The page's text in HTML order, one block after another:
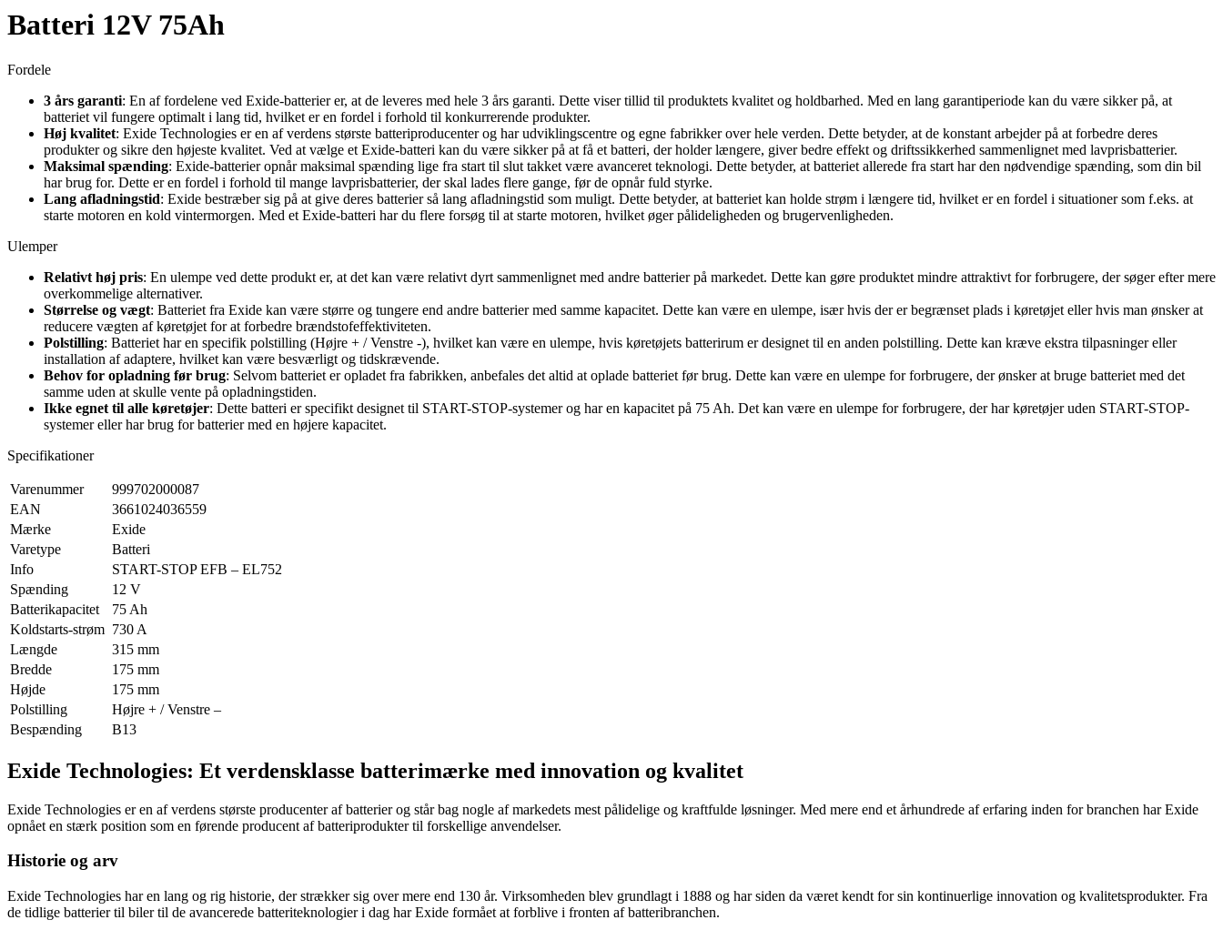
Batteri 12V 75Ah
Fordele
3 års garanti: En af fordelene ved Exide-batterier er, at de leveres med hele 3 års garanti. Dette viser tillid til produktets kvalitet og holdbarhed. Med en lang garantiperiode kan du være sikker på, at
batteriet vil fungere optimalt i lang tid, hvilket er en fordel i forhold til konkurrerende produkter.
Høj kvalitet: Exide Technologies er en af verdens største batteriproducenter og har udviklingscentre og egne fabrikker over hele verden. Dette betyder, at de konstant arbejder på at forbedre deres
produkter og sikre den højeste kvalitet. Ved at vælge et Exide-batteri kan du være sikker på at få et batteri, der holder længere, giver bedre effekt og driftssikkerhed sammenlignet med lavprisbatterier.
Maksimal spænding: Exide-batterier opnår maksimal spænding lige fra start til slut takket være avanceret teknologi. Dette betyder, at batteriet allerede fra start har den nødvendige spænding, som din bil
har brug for. Dette er en fordel i forhold til mange lavprisbatterier, der skal lades flere gange, før de opnår fuld styrke.
Lang afladningstid: Exide bestræber sig på at give deres batterier så lang afladningstid som muligt. Dette betyder, at batteriet kan holde strøm i længere tid, hvilket er en fordel i situationer som f.eks. at
starte motoren en kold vintermorgen. Med et Exide-batteri har du flere forsøg til at starte motoren, hvilket øger pålideligheden og brugervenligheden.
Ulemper
Relativt høj pris: En ulempe ved dette produkt er, at det kan være relativt dyrt sammenlignet med andre batterier på markedet. Dette kan gøre produktet mindre attraktivt for forbrugere, der søger efter mere
overkommelige alternativer.
Størrelse og vægt: Batteriet fra Exide kan være større og tungere end andre batterier med samme kapacitet. Dette kan være en ulempe, især hvis der er begrænset plads i køretøjet eller hvis man ønsker at
reducere vægten af ​​køretøjet for at forbedre brændstofeffektiviteten.
Polstilling: Batteriet har en specifik polstilling (Højre + / Venstre -), hvilket kan være en ulempe, hvis køretøjets batterirum er designet til en anden polstilling. Dette kan kræve ekstra tilpasninger eller
installation af adaptere, hvilket kan være besværligt og tidskrævende.
Behov for opladning før brug: Selvom batteriet er opladet fra fabrikken, anbefales det altid at oplade batteriet før brug. Dette kan være en ulempe for forbrugere, der ønsker at bruge batteriet med det
samme uden at skulle vente på opladningstiden.
Ikke egnet til alle køretøjer: Dette batteri er specifikt designet til START-STOP-systemer og har en kapacitet på 75 Ah. Det kan være en ulempe for forbrugere, der har køretøjer uden START-STOP-
systemer eller har brug for batterier med en højere kapacitet.
Specifikationer
Varenummer
999702000087
EAN
3661024036559
Mærke
Exide
Varetype
Batteri
Info
START-STOP EFB – EL752
Spænding
12 V
Batterikapacitet
75 Ah
Koldstarts-strøm 730 A
Længde
315 mm
Bredde
175 mm
Højde
175 mm
Polstilling
Højre + / Venstre –
Bespænding
B13
Exide Technologies: Et verdensklasse batterimærke med innovation og kvalitet
Exide Technologies er en af ​​verdens største producenter af batterier og står bag nogle af markedets mest pålidelige og kraftfulde løsninger. Med mere end et århundrede af erfaring inden for branchen har Exide
opnået en stærk position som en førende producent af batteriprodukter til forskellige anvendelser.
Historie og arv
Exide Technologies har en lang og rig historie, der strækker sig over mere end 130 år. Virksomheden blev grundlagt i 1888 og har siden da været kendt for sin kontinuerlige innovation og kvalitetsprodukter. Fra
de tidlige batterier til biler til de avancerede batteriteknologier i dag har Exide formået at forblive i fronten af batteribranchen.